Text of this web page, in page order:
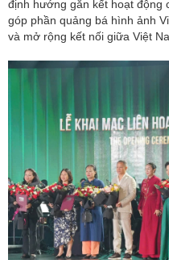
định hướng gắn kết hoạt động
góp phần quảng bá hình ảnh
và mở rộng kết nối giữa Việt